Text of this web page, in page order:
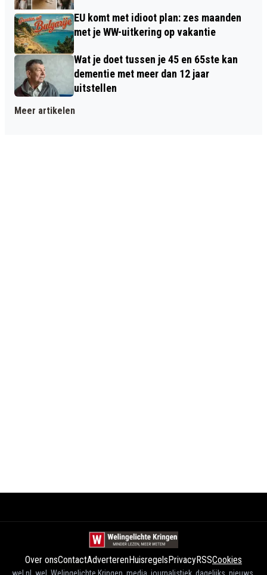
EU komt met idioot plan: zes maanden
met je WW-uitkering op vakantie
Wat je doet tussen je 45 en 65ste kan
dementie met meer dan 12 jaar
uitstellen
Meer artikelen
Over onsContactAdverterenHuisregelsPrivacyRSSCookies